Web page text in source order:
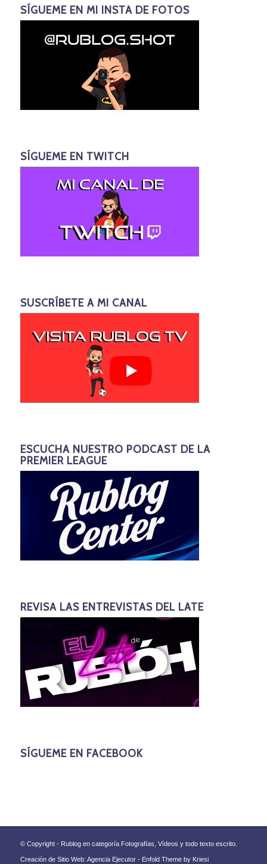
SÍGUEME EN MI INSTA DE FOTOS
SÍGUEME EN TWITCH
SUSCRÍBETE A MI CANAL
ESCUCHA NUESTRO PODCAST DE LA
PREMIER LEAGUE
REVISA LAS ENTREVISTAS DEL LATE
SÍGUEME EN FACEBOOK
© Copyright - Rublog en categoría Fotografías, Vídeos y todo texto escrito.
Creación de Sitio Web: Agencia Ejecutor - Enfold Theme by Kriesi